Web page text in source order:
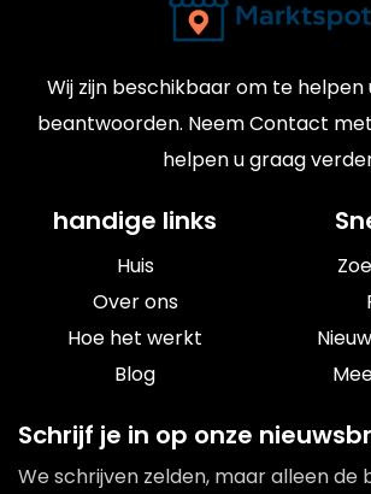
Wij zijn beschikbaar om te
beantwoorden. Neem Contact
helpen u graag
handige links
Huis
Over ons
Hoe het werkt
Blog
Schrijf je in op onze
We schrijven zelden, maar alleen de